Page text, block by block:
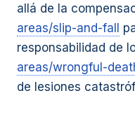
allá de la
areas/slip-and-fall
responsabilidad de
areas/wrongful-
de lesiones